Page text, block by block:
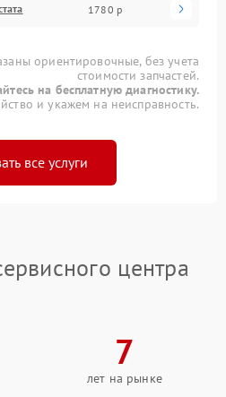
1780 р
ориентировочные, без учета
стоимости запчастей.
на бесплатную диагностику.
и укажем на неисправность.
все услуги
центра
7
лет на рынке